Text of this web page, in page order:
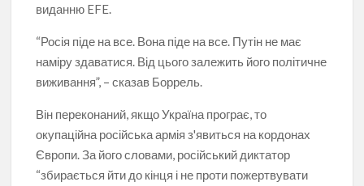
виданню EFE.
“Росія піде на все. Вона піде на все. Путін не має
наміру здаватися. Від цього залежить його політичне
виживання”, – сказав Боррель.
Він переконаний, якщо Україна програє, то
окупаційна російська армія з'явиться на кордонах
Європи. За його словами, російський диктатор
“збирається йти до кінця і не проти пожертвувати